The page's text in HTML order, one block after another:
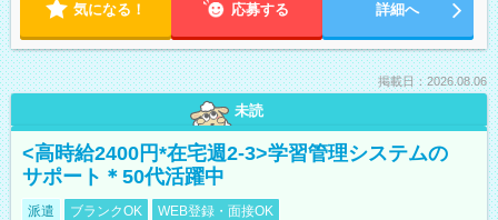
気になる！ 応募する 詳細へ
掲載日：2026.08.06
未読
<高時給2400円*在宅週2-3>学習管理システムの
サポート＊50代活躍中
派遣 ブランクOK WEB登録・面接OK